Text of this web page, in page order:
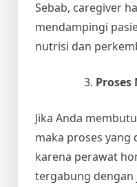
Sebab, caregiver
mendampingi
nutrisi dan
Proses
Jika Anda
maka proses yang
karena perawat
tergabung dengan